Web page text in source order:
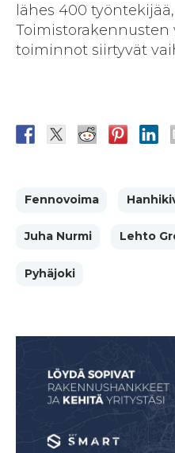
lähes 400
toiminnot siirtyvät
Fennovoima
Juha Nurmi Lehto
Pyhäjoki